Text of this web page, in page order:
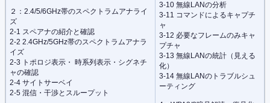
２：2.4/5/6GHz帯のスペクトラムアナライ
ズ
2-1 スペアナの紹介と確認
2-2 2.4GHz/5GHz帯のスペクトラムアナラ
イズ
2-3 トポロジ表示・ 時系列表示・シグネチ
ャの確認
2-4 サイトサーベイ
2-5 混信・干渉とスループット
3-10 無線LANの分析
3-11 コマンドによるキャプチ
ャ
3-12 必要なフレームのみキャ
プチャ
3-13 無線LANの統計（見える
化）
3-14 無線LANのトラブルシュ
ーティング